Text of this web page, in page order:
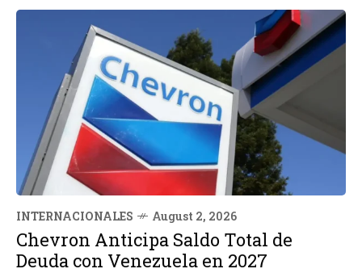
INTERNACIONALES August 2, 2026
Chevron Anticipa Saldo Total de
Deuda con Venezuela en 2027